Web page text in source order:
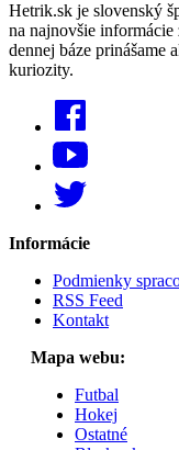
Hetrik.sk je slovenský
na najnovšie informácie
dennej báze prinášame
kuriozity.
Informácie
Podmienky
RSS Feed
Kontakt
Mapa webu:
Futbal
Hokej
Ostatné